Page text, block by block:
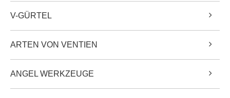
V-GÜRTEL
ARTEN VON VENTIEN
ANGEL WERKZEUGE